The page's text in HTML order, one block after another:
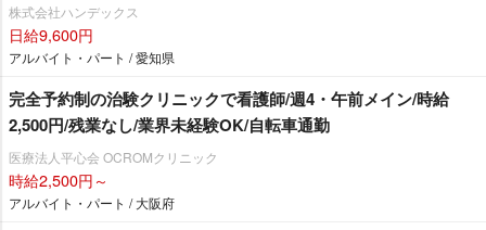
株式会社ハンデックス
日給9,600円
アルバイト・パート / 愛知県
完全予約制の治験クリニックで看護師/週4・午前メイン/時給
2,500円/残業なし/業界未経験OK/自転車通勤
医療法人平心会 OCROMクリニック
時給2,500円～
アルバイト・パート / 大阪府